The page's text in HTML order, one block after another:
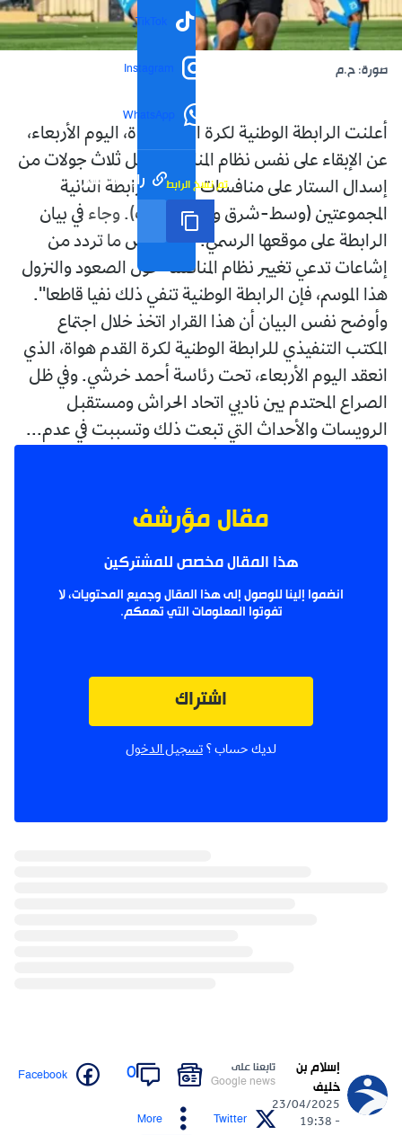
TikTok
Instagram
WhatsApp
رابط مختصر تم نسخ الرابط
صورة: ح.م
أعلنت الرابطة الوطنية لكرة القدم هواة، اليوم الأربعاء،
عن الإبقاء على نفس نظام المنافسة، قبل ثلاث جولات من
إسدال الستار على منافسات بطولة الرابطة الثانية
المجموعتين (وسط-شرق ووسط-غرب). وجاء في بيان
الرابطة على موقعها الرسمي: ''فيما يخص ما تردد من
إشاعات تدعي تغيير نظام المنافسة حول الصعود والنزول
هذا الموسم، فإن الرابطة الوطنية تنفي ذلك نفيا قاطعا''.
وأوضح نفس البيان أن هذا القرار اتخذ خلال اجتماع
المكتب التنفيذي للرابطة الوطنية لكرة القدم هواة، الذي
انعقد اليوم الأربعاء، تحت رئاسة أحمد خرشي. وفي ظل
الصراع المحتدم بين ناديي اتحاد الحراش ومستقبل
الرويسات والأحداث التي تبعت ذلك وتسببت في عدم...
مقال مؤرشف
هذا المقال مخصص للمشتركين
انضموا إلينا للوصول إلى هذا المقال وجميع المحتويات، لا
تفوتوا المعلومات التي تهمكم.
اشتراك
لديك حساب ؟ تسجيل الدخول
إسلام بن
خليف
23/04/2025
- 19:38
تابعنا على
Google news
0
Facebook
Twitter
More